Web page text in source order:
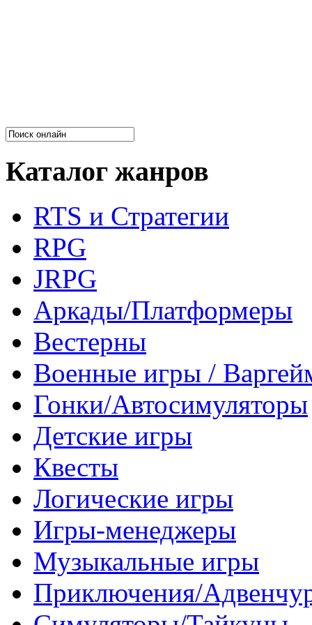
Каталог жанров
RTS и Стратегии
RPG
JRPG
Аркады/Платформеры
Вестерны
Военные игры /
Гонки/Автосимуляторы
Детские игры
Квесты
Логические игры
Игры-менеджеры
Музыкальные игры
Приключения/